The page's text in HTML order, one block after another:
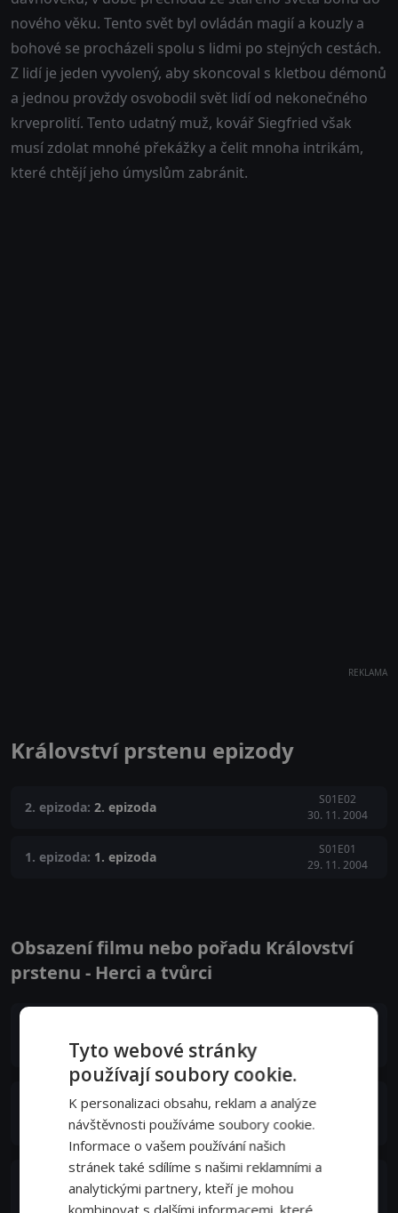
nového věku. Tento svět byl ovládán magií a kouzly a
bohové se procházeli spolu s lidmi po stejných cestách.
Z lidí je jeden vyvolený, aby skoncoval s kletbou démonů
a jednou provždy osvobodil svět lidí od nekonečného
krveprolití. Tento udatný muž, kovář Siegfried však
musí zdolat mnohé překážky a čelit mnoha intrikám,
které chtějí jeho úmyslům zabránit.
REKLAMA
Království prstenu epizody
2. epizoda: 2. epizoda
S01E02
30. 11. 2004
1. epizoda: 1. epizoda
S01E01
29. 11. 2004
Obsazení filmu nebo pořadu Království
prstenu - Herci a tvůrci
Siegfried
Alicia Witt
Kriemhild
Julian Sands
Hagen
Tyto webové stránky
používají soubory cookie.
K personalizaci obsahu, reklam a analýze
návštěvnosti používáme soubory cookie.
Informace o vašem používání našich
stránek také sdílíme s našimi reklamními a
analytickými partnery, kteří je mohou
kombinovat s dalšími informacemi, které